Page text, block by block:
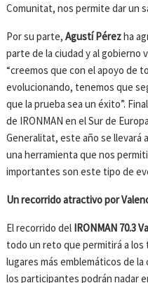
Comunitat, nos permite dar un
Por su parte,Agustí Pérezha
parte de la ciudad y al gobierno
“creemos que con el apoyo de
evolucionando, tenemos que
que la prueba sea un éxito”.
de IRONMAN en el Sur de
Generalitat, este año se llevará
una herramienta que nos
importantes son este tipo de
Un recorrido atractivo por
El recorrido del IRONMAN 70.3
todo un reto que permitirá a
lugares más emblemáticos de
los participantes podrán nadar